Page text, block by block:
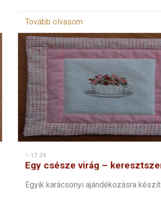
Tovább olvasom
– 17:39
Egy csésze virág –
Egyik karácsonyi ajándékozásra